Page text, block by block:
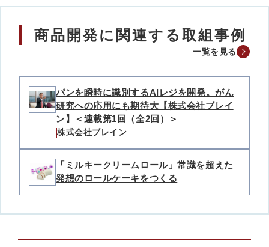
商品開発に関連する取組事例
一覧を見る
パンを瞬時に識別するAIレジを開発。がん
研究への応用にも期待大【株式会社ブレイ
ン】＜連載第1回（全2回）＞
株式会社ブレイン
「ミルキークリームロール」常識を超えた
発想のロールケーキをつくる